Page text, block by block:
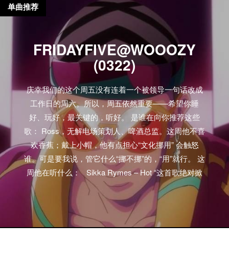
FRIDAYFIVE@WOOOZY
(0322)
庆幸我们的这个周五没有连着一个被领导一句话改成
工作日的周六。所以，周五依然重要——希望你睡
好、玩好，最关键的，听好。 是谁在向你推荐这些
歌： Ross，无解电场策划人、啤酒总监。这周他不喜
欢香蕉；戴上小帽，他有点担心“文化挪用” 会触怒
谁。可是要我说，管它什么“挪不挪”的，“用”就行。 这
周他在听什么： Sikka Rymes – Hot “这首歌绝对掀
翻舞池，让我不知道应该放在夜店里可劲造，还是留
在耳机里轰炸耳膜。碰到这样的情况，我作为一个成
熟大人，选择全都要！对了， 连Vybz Kartel也对Sikka
Rymes青眼有加。” These New Puritans (ft. Scintii) –
单曲推荐